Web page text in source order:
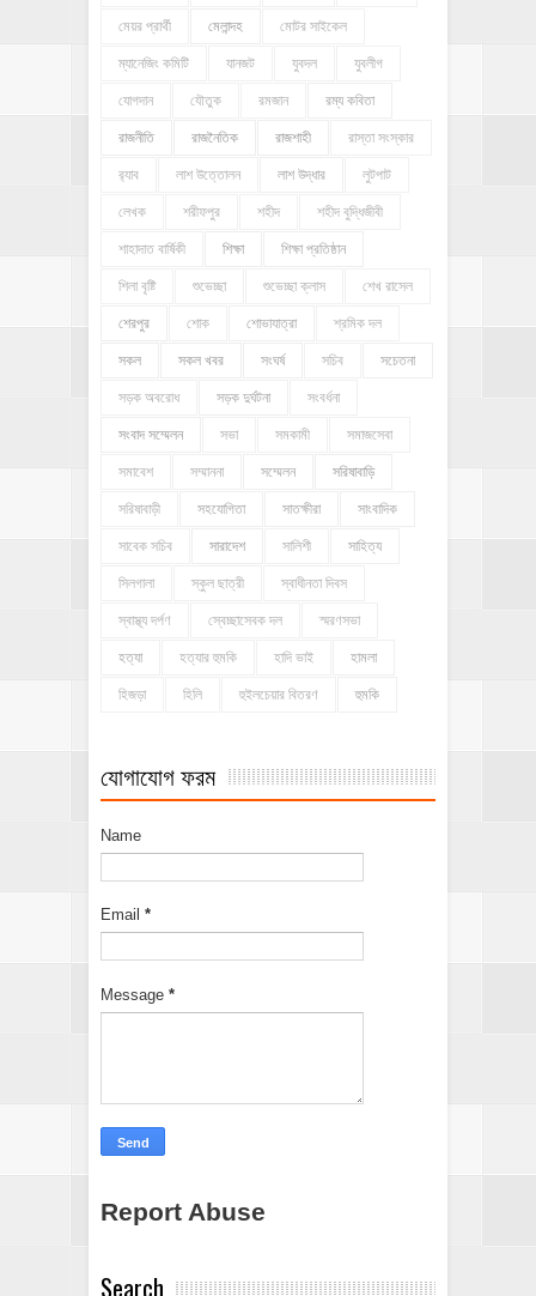
মেয়র প্রার্থী মেলান্দহ মোটর সাইকেল
ম্যানেজিং কমিটি যানজট যুবদল যুবলীগ
যোগদান যৌতুক রমজান রম্য কবিতা
রাজনীতি রাজনৈতিক রাজশাহী রাস্তা সংস্কার
র‍্যাব লাশ উত্তোলন লাশ উদ্ধার লুটপাট
লেখক শরীফপুর শহীদ শহীদ বুদ্ধিজীবী
শাহাদাত বার্ষিকী শিক্ষা শিক্ষা প্রতিষ্ঠান
শিলা বৃষ্টি শুভেচ্ছা শুভেচ্ছা ক্লাস শেখ রাসেল
শেরপুর শোক শোভাযাত্রা শ্রমিক দল
সকল সকল খবর সংঘর্ষ সচিব সচেতনা
সড়ক অবরোধ সড়ক দুর্ঘটনা সংবর্ধনা
সংবাদ সম্মেলন সভা সমকামী সমাজসেবা
সমাবেশ সম্মাননা সম্মেলন সরিষাবাড়ি
সরিষাবাড়ী সহযোগিতা সাতক্ষীরা সাংবাদিক
সাবেক সচিব সারাদেশ সালিশী সাহিত্য
সিলগালা স্কুল ছাত্রী স্বাধীনতা দিবস
স্বাস্থ্য দর্পণ স্বেচ্ছাসেবক দল স্মরণসভা
হত্যা হত্যার হুমকি হাদি ভাই হামলা
হিজড়া হিলি হুইলচেয়ার বিতরণ হুমকি
যোগাযোগ ফরম
Name
Email *
Message *
Report Abuse
Search